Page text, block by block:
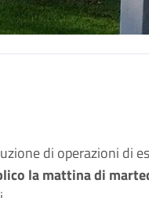
di operazioni di
la mattina di